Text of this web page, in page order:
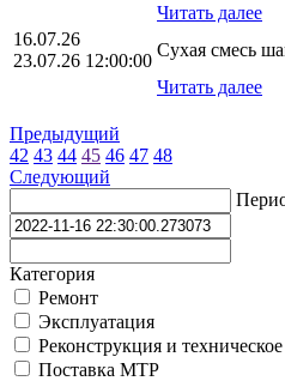
Читать далее
16.07.26
23.07.26 12:00:00
Сухая смесь
Читать далее
Предыдущий
42 43 44 45 46 47 48
Следующий
Категория
Ремонт
Эксплуатация
Реконструкция и
Поставка МТР